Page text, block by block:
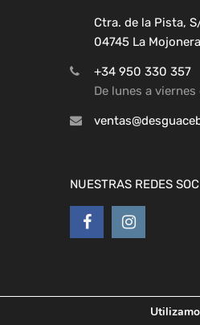
Ctra. de la Pista,
04745 La
+34 950 330 357
De lunes a
NUESTRAS REDES